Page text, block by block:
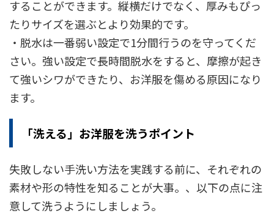
することができます。縦横だけでなく、厚みもぴっ
たりサイズを選ぶとより効果的です。
・脱水は一番弱い設定で1分間行うのを守ってくだ
さい。強い設定で長時間脱水をすると、摩擦が起き
て強いシワができたり、お洋服を傷める原因になり
ます。
「洗える」お洋服を洗うポイント
失敗しない手洗い方法を実践する前に、それぞれの
素材や形の特性を知ることが大事。、以下の点に注
意して洗うようにしましょう。